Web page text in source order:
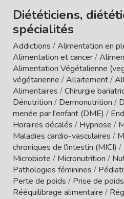
Diététiciens,
spécialités
Addictions /Alimentation en
Alimentation et cancer/
Alimentation Végétalienne
végétarienne /Allaitement/
Alimentaires /Chirurgie
Dénutrition / Dermonutrition /
menée par l'enfant (DME) /
Horaires décalés / Hypnose /
Maladies cardio-vasculaires /
chroniques de l'intestin (MICI) /
Microbiote / Micronutrition /
Pathologies féminines /
Perte de poids / Prise de poids
Rééquilibrage alimentaire /